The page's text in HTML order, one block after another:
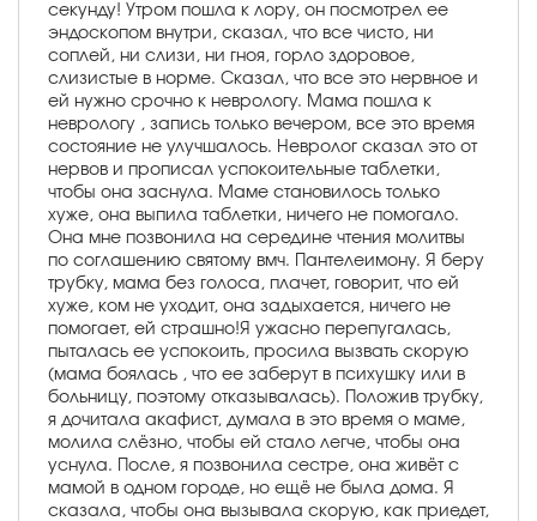
секунду! Утром пошла к лору, он посмотрел ее
эндоскопом внутри, сказал, что все чисто, ни
соплей, ни слизи, ни гноя, горло здоровое,
слизистые в норме. Сказал, что все это нервное и
ей нужно срочно к неврологу. Мама пошла к
неврологу , запись только вечером, все это время
состояние не улучшалось. Невролог сказал это от
нервов и прописал успокоительные таблетки,
чтобы она заснула. Маме становилось только
хуже, она выпила таблетки, ничего не помогало.
Она мне позвонила на середине чтения молитвы
по соглашению святому вмч. Пантелеимону. Я беру
трубку, мама без голоса, плачет, говорит, что ей
хуже, ком не уходит, она задыхается, ничего не
помогает, ей страшно!Я ужасно перепугалась,
пыталась ее успокоить, просила вызвать скорую
(мама боялась , что ее заберут в психушку или в
больницу, поэтому отказывалась). Положив трубку,
я дочитала акафист, думала в это время о маме,
молила слёзно, чтобы ей стало легче, чтобы она
уснула. После, я позвонила сестре, она живёт с
мамой в одном городе, но ещё не была дома. Я
сказала, чтобы она вызывала скорую, как приедет,